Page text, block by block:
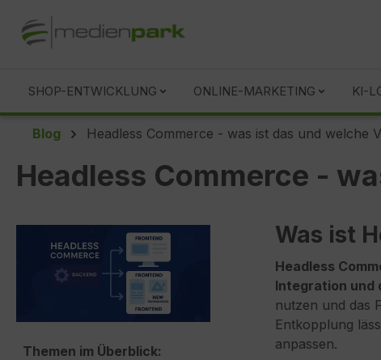
SHOP-ENTWICKLUNG ONLINE-MARKETING KI-
Blog Headless Commerce - was ist das und welche
Headless Commerce -
Themen im Überblick:
Was ist
Headless
Integration und
nutzen und das
Entkopplung
anpassen.